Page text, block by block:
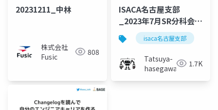
20231211_中林
株式会社
Fusic
808
ISACA名古屋支部
_2023年7月SR分科会_
フィッシング詐欺
isaca名古屋支部
Tatsuya-
hasegawa
1.7K